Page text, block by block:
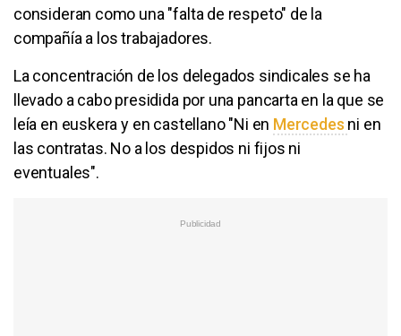
consideran como una "falta de respeto" de la
compañía a los trabajadores.
La concentración de los delegados sindicales se ha
llevado a cabo presidida por una pancarta en la que se
leía en euskera y en castellano "Ni en Mercedes ni en
las contratas. No a los despidos ni fijos ni
eventuales".